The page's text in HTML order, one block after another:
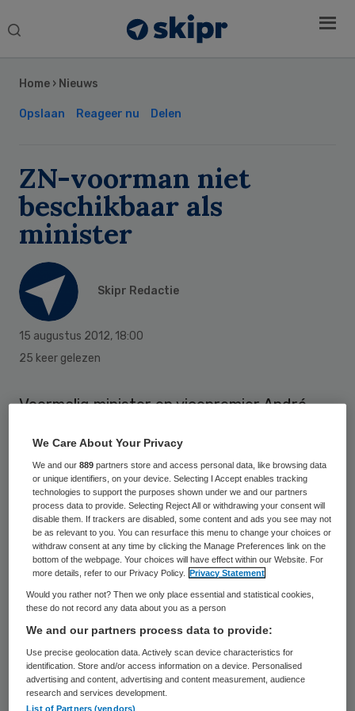
Search
Home › Nieuws
Opslaan Reageer nu Delen
ZN-voorman niet
beschikbaar als
minister
Skipr Redactie
15 augustus 2012, 18:00
25 keer gelezen
Voormalig minister en vicepremier André
de ChristenUnie gaan regeren. Dat zegt hij
in een interview met NU.nl.
“Ik ben niet beschikbaar voor een
ministerschap”, aldus Rouvoet tegenover
Nu.nl. “Ik ben vorig jaar weloverwogen
weggegaan uit de politiek en vervul mijn
huidige functie van voorzitter van
Zorgverzekeraars Nederland met heel veel
plezier. Er zijn genoeg mensen die het
kunnen doen.”
Sidebar
We Care About Your Privacy
We and our889 partners store and access personal data, like browsing data
or unique identifiers, on your device. Selecting I Accept enables tracking
technologies to support the purposes shown under we and our partners
process data to provide. Selecting Reject All or withdrawing your consent will
disable them. If trackers are disabled, some content and ads you see may not
be as relevant to you. You can resurface this menu to change your choices or
withdraw consent at any time by clicking the Manage Preferences link on the
bottom of the webpage. Your choices will have effect within our Website. For
more details, refer to our Privacy Policy.
Privacy Statement
Would you rather not? Then we only place essential and statistical cookies,
these do not record any data about you as a person
We and our partners process data to provide:
Use precise geolocation data. Actively scan device characteristics for
identification. Store and/or access information on a device. Personalised
advertising and content, advertising and content measurement, audience
research and services development.
List of Partners (vendors)